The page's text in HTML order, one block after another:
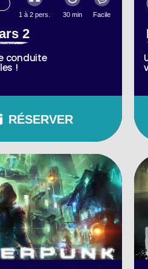
1 à 2 pers. 30 min Facile
2
conduite
!
RÉSERVER